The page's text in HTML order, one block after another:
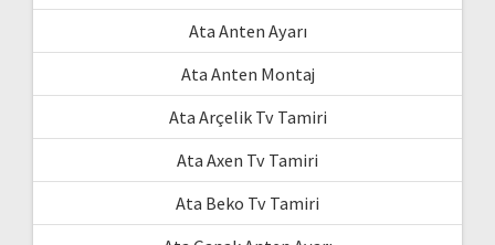
Ata Anten Ayarı
Ata Anten Montaj
Ata Arçelik Tv Tamiri
Ata Axen Tv Tamiri
Ata Beko Tv Tamiri